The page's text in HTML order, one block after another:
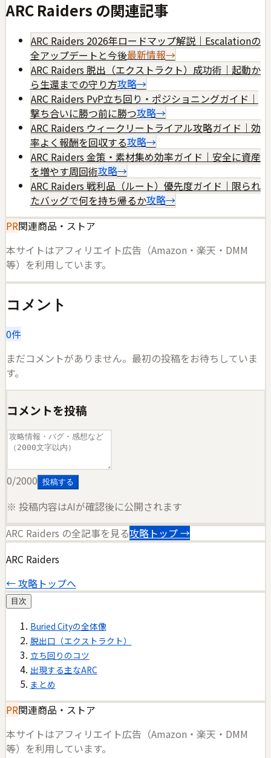
ARC Raiders の関連記事
ARC Raiders 2026年ロードマップ解説｜Escalationの
全アップデートと今後最新情報→
ARC Raiders 脱出（エクストラクト）成功術｜起動か
ら生還までの守り方攻略→
ARC Raiders PvP立ち回り・ポジショニングガイド｜
撃ち合いに勝つ前に勝つ攻略→
ARC Raiders ウィークリートライアル攻略ガイド｜効
率よく報酬を回収する攻略→
ARC Raiders 金策・素材集め効率ガイド｜安全に資産
を増やす周回術攻略→
ARC Raiders 戦利品（ルート）優先度ガイド｜限られ
たバッグで何を持ち帰るか攻略→
PR関連商品・ストア
本サイトはアフィリエイト広告（Amazon・楽天・DMM
等）を利用しています。
コメント
0件
まだコメントがありません。最初の投稿をお待ちしていま
す。
コメントを投稿
0/2000 投稿する
※ 投稿内容はAIが確認後に公開されます
ARC Raiders の全記事を見る攻略トップ →
ARC Raiders
← 攻略トップへ
目次
Buried Cityの全体像
脱出口（エクストラクト）
立ち回りのコツ
出現する主なARC
まとめ
PR関連商品・ストア
本サイトはアフィリエイト広告（Amazon・楽天・DMM
等）を利用しています。